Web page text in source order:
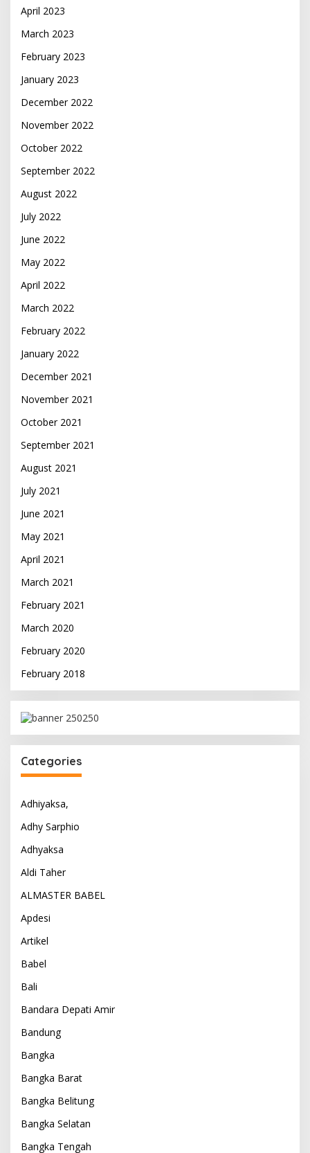
April 2023
March 2023
February 2023
January 2023
December 2022
November 2022
October 2022
September 2022
August 2022
July 2022
June 2022
May 2022
April 2022
March 2022
February 2022
January 2022
December 2021
November 2021
October 2021
September 2021
August 2021
July 2021
June 2021
May 2021
April 2021
March 2021
February 2021
March 2020
February 2020
February 2018
Categories
Adhiyaksa,
Adhy Sarphio
Adhyaksa
Aldi Taher
ALMASTER BABEL
Apdesi
Artikel
Babel
Bali
Bandara Depati Amir
Bandung
Bangka
Bangka Barat
Bangka Belitung
Bangka Selatan
Bangka Tengah